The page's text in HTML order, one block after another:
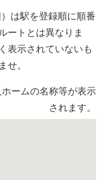
は駅を登録順に順番
ートとは異なりま
表示されていないも
せ。
ームの名称等が表示
されます。